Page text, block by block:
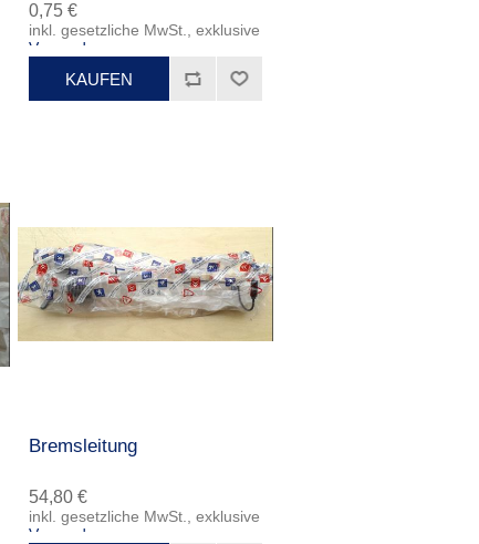
0,75 €
inkl. gesetzliche MwSt., exklusive
Versand
Bremsleitung
54,80 €
inkl. gesetzliche MwSt., exklusive
Versand